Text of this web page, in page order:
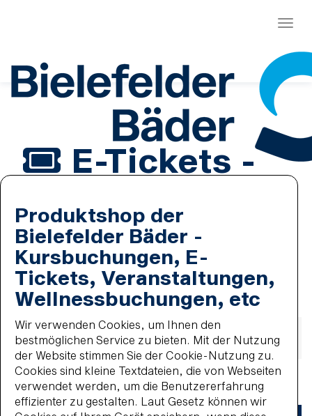
E-Tickets -
Bielefeld -
Tagesauswahl
E-Tickets
Filialauswahl (Wiesenbad Bielefeld)
Tagesauswahl
Für eine Datums-basierte Tarifauswahl bitte den Tag
auswählen.
Produktshop der
Bielefelder Bäder -
Kursbuchungen, E-
Tickets, Veranstaltungen,
Wellnessbuchungen, etc
Wir verwenden Cookies, um Ihnen den
bestmöglichen Service zu bieten. Mit der Nutzung
der Website stimmen Sie der Cookie-Nutzung zu.
Cookies sind kleine Textdateien, die von Webseiten
verwendet werden, um die Benutzererfahrung
effizienter zu gestalten. Laut Gesetz können wir